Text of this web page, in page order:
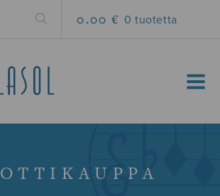
0.00 € 0 tuotetta
MENU